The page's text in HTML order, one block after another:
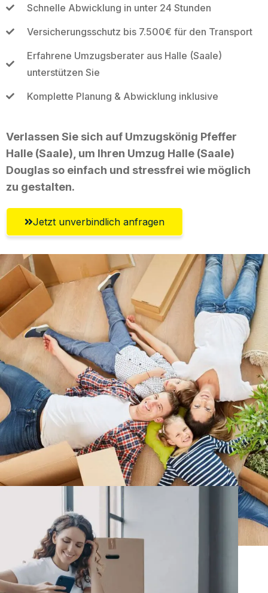
Schnelle Abwicklung in unter 24 Stunden
Versicherungsschutz bis 7.500€ für den Transport
Erfahrene Umzugsberater aus Halle (Saale)
unterstützen Sie
Komplette Planung & Abwicklung inklusive
Verlassen Sie sich auf Umzugskönig Pfeffer
Halle (Saale), um Ihren Umzug Halle (Saale)
Douglas so einfach und stressfrei wie möglich
zu gestalten.
Jetzt unverbindlich anfragen